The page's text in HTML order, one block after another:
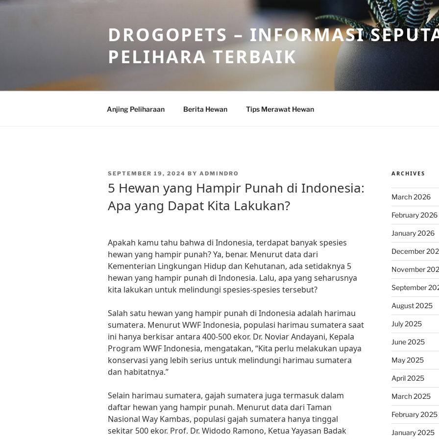
Skip
DROGOPETS – INFORMASI
PELIHARA TERBAIK
Anjing Peliharaan Berita Hewan Tips Merawat Hewan
POSTED
SEPTEMBER 19, 2024 BY ADMINDRO
5 Hewan yang Hampir Punah di Indonesia:
Apa yang Dapat Kita Lakukan?
Apakah kamu tahu bahwa di Indonesia, terdapat banyak spesies
hewan yang hampir punah? Ya, benar. Menurut data dari
Kementerian Lingkungan Hidup dan Kehutanan, ada setidaknya 5
hewan yang hampir punah di Indonesia. Lalu, apa yang seharusnya
kita lakukan untuk melindungi spesies-spesies tersebut?
Salah satu hewan yang hampir punah di Indonesia adalah harimau
sumatera. Menurut WWF Indonesia, populasi harimau sumatera saat
ini hanya berkisar antara 400-500 ekor. Dr. Noviar Andayani, Kepala
Program WWF Indonesia, mengatakan, “Kita perlu melakukan upaya
konservasi yang lebih serius untuk melindungi harimau sumatera
dan habitatnya.”
Selain harimau sumatera, gajah sumatera juga termasuk dalam
daftar hewan yang hampir punah. Menurut data dari Taman
Nasional Way Kambas, populasi gajah sumatera hanya tinggal
sekitar 500 ekor. Prof. Dr. Widodo Ramono, Ketua Yayasan Badak
ARCHIVES
March 2026
February 2026
January 2026
December
November
September
August 2025
July 2025
June 2025
May 2025
April 2025
March 2025
February 2025
January 2025